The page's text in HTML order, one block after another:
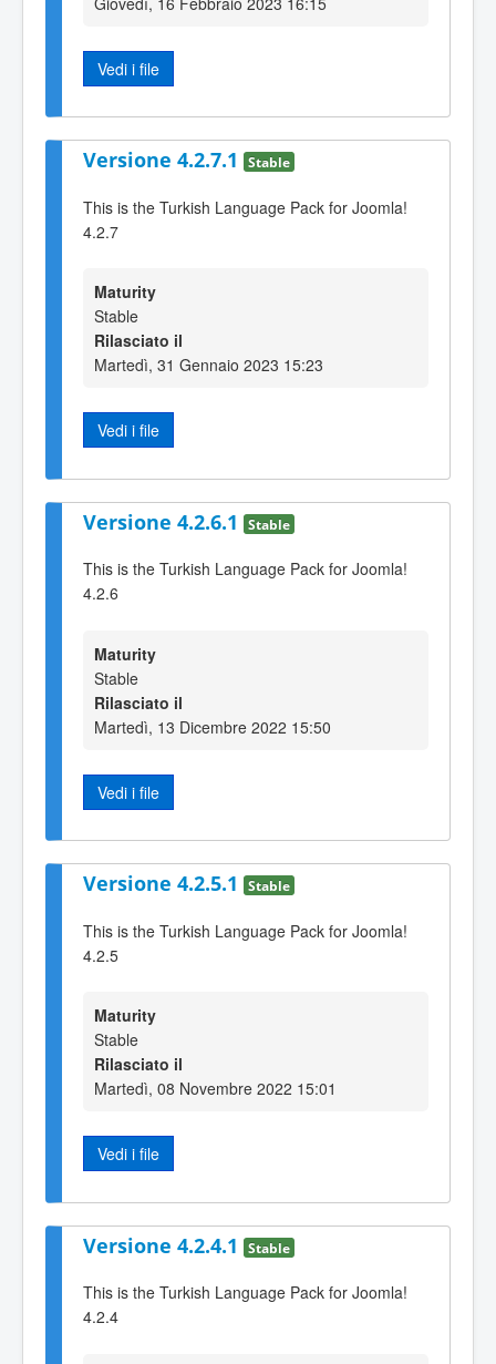
Vedi i file
Versione 4.2.7.1 Stable
This is the Turkish Language Pack for Joomla!
4.2.7
Maturity
Stable
Rilasciato il
Martedì, 31 Gennaio 2023 15:23
Vedi i file
Versione 4.2.6.1 Stable
This is the Turkish Language Pack for Joomla!
4.2.6
Maturity
Stable
Rilasciato il
Martedì, 13 Dicembre 2022 15:50
Vedi i file
Versione 4.2.5.1 Stable
This is the Turkish Language Pack for Joomla!
4.2.5
Maturity
Stable
Rilasciato il
Martedì, 08 Novembre 2022 15:01
Vedi i file
Versione 4.2.4.1 Stable
This is the Turkish Language Pack for Joomla!
4.2.4